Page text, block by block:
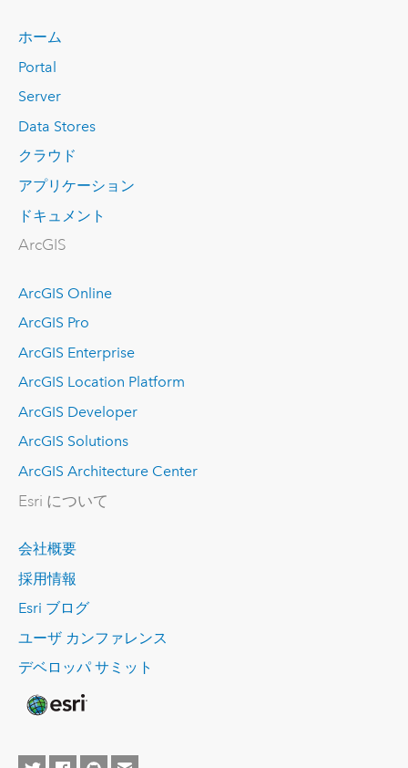
ホーム
Portal
Server
Data Stores
クラウド
アプリケーション
ドキュメント
ArcGIS
ArcGIS Online
ArcGIS Pro
ArcGIS Enterprise
ArcGIS Location Platform
ArcGIS Developer
ArcGIS Solutions
ArcGIS Architecture Center
Esri について
会社概要
採用情報
Esri ブログ
ユーザ カンファレンス
デベロッパ サミット